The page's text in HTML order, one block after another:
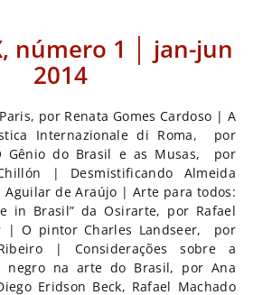
número 1 │ jan-jun
2014
por Renata Gomes Cardoso | A
Internazionale di Roma, por
Gênio do Brasil e as Musas, por
| Desmistificando Almeida
Aguilar de Araújo | Arte para todos:
in Brasil” da Osirarte, por Rafael
| O pintor Charles Landseer, por
| Considerações sobre a
negro na arte do Brasil, por Ana
Eridson Beck, Rafael Machado